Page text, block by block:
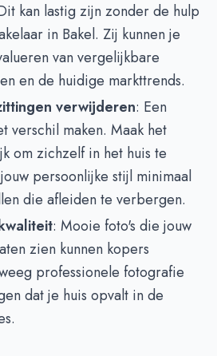
kan lastig zijn zonder de hulp
in Bakel. Zij kunnen je
van vergelijkbare
en de huidige markttrends.
verwijderen: Een
verschil maken. Maak het
om zichzelf in het huis te
persoonlijke stijl minimaal
die afleiden te verbergen.
: Mooie foto's die jouw
zien kunnen kopers
professionele fotografie
dat je huis opvalt in de